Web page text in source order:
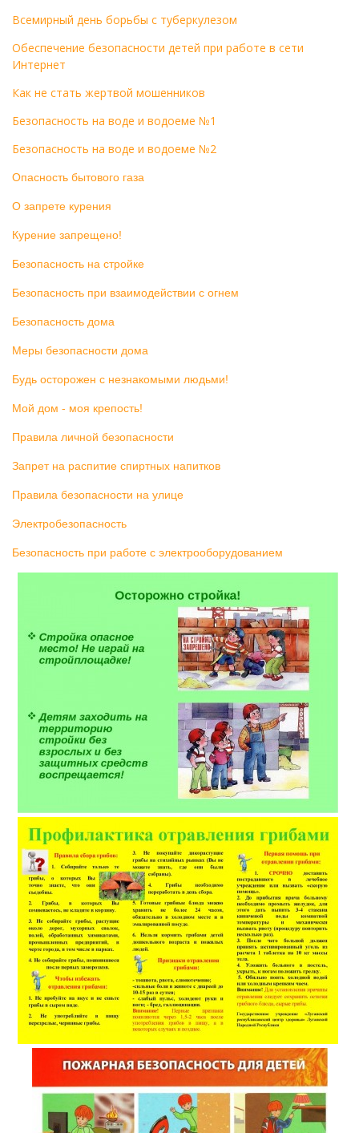
Всемирный день борьбы с туберкулезом
Обеспечение безопасности детей при работе в сети
Интернет
Как не стать жертвой мошенников
Безопасность на воде и водоеме №1
Безопасность на воде и водоеме №2
Опасность бытового газа
О запрете курения
Курение запрещено!
Безопасность на стройке
Безопасность при взаимодействии с огнем
Безопасность дома
Меры безопасности дома
Будь осторожен с незнакомыми людьми!
Мой дом - моя крепость!
Правила личной безопасности
Запрет на распитие спиртных напитков
Правила безопасности на улице
Электробезопасность
Безопасность при работе с электрооборудованием